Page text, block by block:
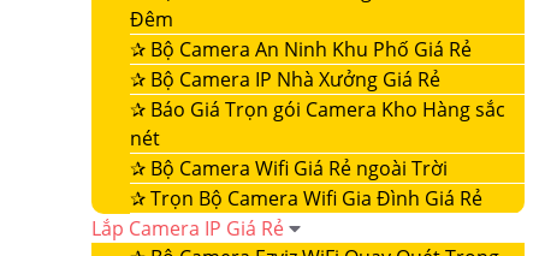
Đêm
✰ Bộ Camera An Ninh Khu Phố Giá Rẻ
✰ Bộ Camera IP Nhà Xưởng Giá Rẻ
✰ Báo Giá Trọn gói Camera Kho Hàng sắc
nét
✰ Bộ Camera Wifi Giá Rẻ ngoài Trời
✰Trọn Bộ Camera Wifi Gia Đình Giá Rẻ
Lắp Camera IP Giá Rẻ